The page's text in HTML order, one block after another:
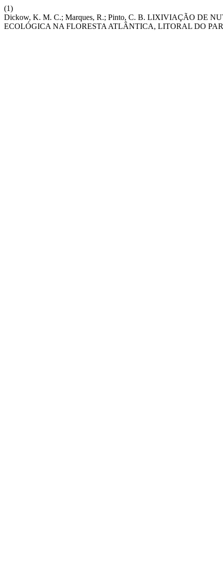
(1)
Dickow, K. M. C.; Marques, R.; Pinto, C. B. LIXIVIAÇÃO DE
ECOLÓGICA NA FLORESTA ATLÂNTICA, LITORAL DO